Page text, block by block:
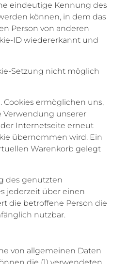
eindeutige Kennung des
können, in dem das
Person von anderen
ID wiedererkannt und
Setzung nicht möglich
ermöglichen uns,
Verwendung unserer
Internetseite erneut
übernommen wird. Ein
Warenkorb gelegt
des genutzten
jederzeit über einen
die betroffene Person die
nutzbar.
von allgemeinen Daten